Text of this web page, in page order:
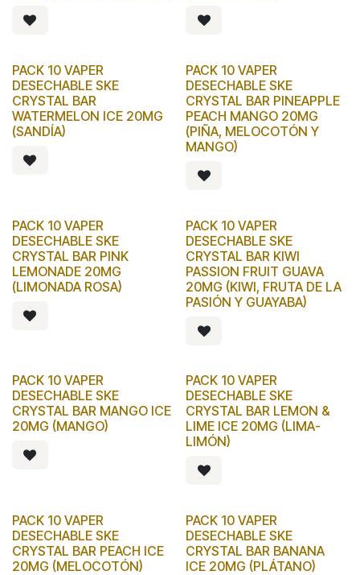
PACK 10 VAPER
DESECHABLE SKE
CRYSTAL BAR
WATERMELON ICE 20MG
(SANDÍA)
PACK 10 VAPER
DESECHABLE SKE
CRYSTAL BAR PINEAPPLE
PEACH MANGO 20MG
(PIÑA, MELOCOTÓN Y
MANGO)
PACK 10 VAPER
DESECHABLE SKE
CRYSTAL BAR PINK
LEMONADE 20MG
(LIMONADA ROSA)
PACK 10 VAPER
DESECHABLE SKE
CRYSTAL BAR KIWI
PASSION FRUIT GUAVA
20MG (KIWI, FRUTA DE LA
PASIÓN Y GUAYABA)
PACK 10 VAPER
DESECHABLE SKE
CRYSTAL BAR MANGO ICE
20MG (MANGO)
PACK 10 VAPER
DESECHABLE SKE
CRYSTAL BAR LEMON &
LIME ICE 20MG (LIMA-
LIMÓN)
PACK 10 VAPER
DESECHABLE SKE
CRYSTAL BAR PEACH ICE
20MG (MELOCOTÓN)
PACK 10 VAPER
DESECHABLE SKE
CRYSTAL BAR BANANA
ICE 20MG (PLÁTANO)